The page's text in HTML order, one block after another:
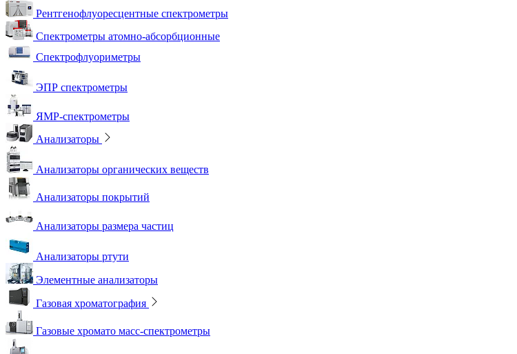
Рентгенофлуоресцентные спектрометры
Спектрометры атомно-абсорбционные
Спектрофлуориметры
ЭПР спектрометры
ЯМР-спектрометры
Анализаторы
Анализаторы органических веществ
Анализаторы покрытий
Анализаторы размера частиц
Анализаторы ртути
Элементные анализаторы
Газовая хроматография
Газовые хромато масс-спектрометры